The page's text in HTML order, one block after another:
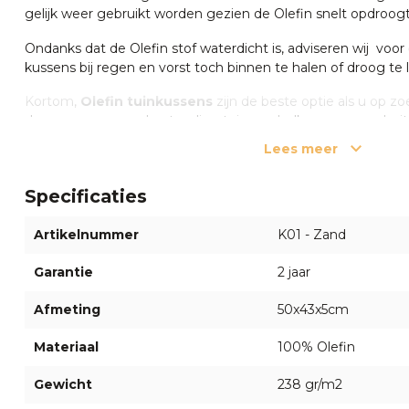
gelijk weer gebruikt worden gezien de Olefin snelt
Ondanks dat de Olefin stof waterdicht is, adviseren wij
kussens bij regen en vorst toch binnen te halen of droog te
Kortom, Olefin tuinkussens zijn de beste optie als u op
duurzame en weerbestendige tuinmeubelkussens voor
De Cartenza Uni stof is een buitenstof en ideaal geschikt
tuinkussens. Doordat de stof bestaat uit 100% Olefin vezels
sneldrogend en zeer comfortabel. Daarnaast is de Cartenza
Nog vragen over onze Olefin tuinkussens?
Heeft u vragen of twijfelt u nog? Neem gerust contact op
welkom inonze showroom
in Apeldoorn waar onze
adviseren.
Lees meer
Specificaties
Artikelnummer K01 - Zand
Garantie 2 jaar
Afmeting 50x43x5cm
Materiaal 100% Olefin
Gewicht 238 gr/m2